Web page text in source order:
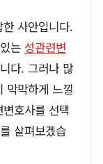
사안입니다.
는 성관련변
다. 그러나 많
막막하게 느낄
호사를 선택
살펴보겠습